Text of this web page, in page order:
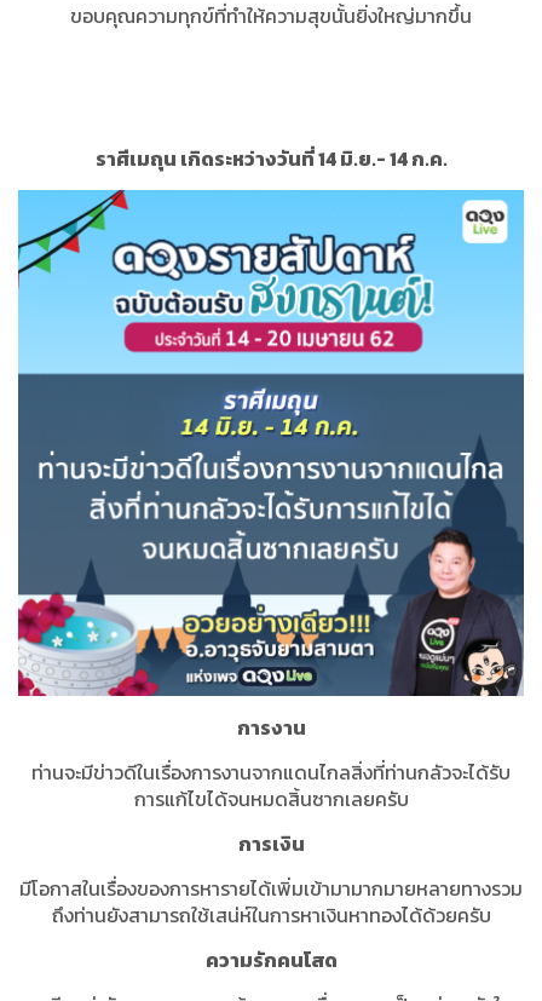
ขอบคุณความทุกข์ที่ทำให้ความสุขนั้นยิ่งใหญ่มากขึ้น
ราศีเมถุน เกิดระหว่างวันที่ 14 มิ.ย.- 14 ก.ค.
การงาน
ท่านจะมีข่าวดีในเรื่องการงานจากแดนไกลสิ่งที่ท่านกลัวจะได้รับ
การแก้ไขได้จนหมดสิ้นซากเลยครับ
การเงิน
มีโอกาสในเรื่องของการหารายได้เพิ่มเข้ามามากมายหลายทางรวม
ถึงท่านยังสามารถใช้เสน่ห์ในการหาเงินหาทองได้ด้วยครับ
ความรักคนโสด